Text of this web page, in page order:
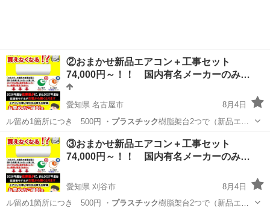
②おまかせ新品エアコン＋工事セット
74,000円～！！ 国内有名メーカーのみ…
愛知県 名古屋市
8月4日
ル留め1箇所につき 500円 ・ プラスチック樹脂架台2つで（新品エア
コン購入の…
愛知 名古屋市 リサイクルショップ 取り付け
③おまかせ新品エアコン＋工事セット
74,000円～！！ 国内有名メーカーのみ…
愛知県 刈谷市
8月4日
ル留め1箇所につき 500円 ・ プラスチック樹脂架台2つで（新品エア